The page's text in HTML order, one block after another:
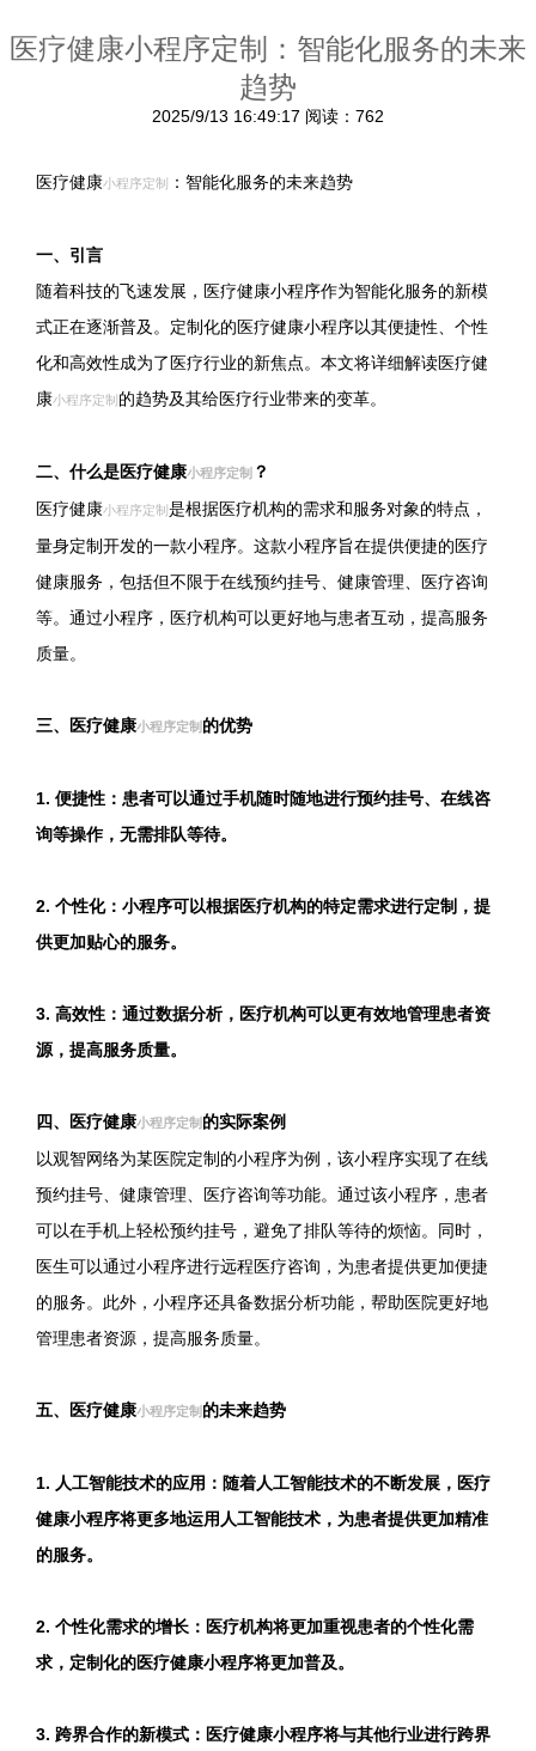
医疗健康小程序定制：智能化服务的未来
趋势
2025/9/13 16:49:17 阅读：762
医疗健康小程序定制 ：智能化服务的未来趋势
一、引言
随着科技的飞速发展，医疗健康小程序作为智能化服务的新模
式正在逐渐普及。定制化的医疗健康小程序以其便捷性、个性
化和高效性成为了医疗行业的新焦点。本文将详细解读医疗健
康小程序定制 的趋势及其给医疗行业带来的变革。
二、什么是医疗健康小程序定制 ？
医疗健康小程序定制 是根据医疗机构的需求和服务对象的特点，
量身定制开发的一款小程序。这款小程序旨在提供便捷的医疗
健康服务，包括但不限于在线预约挂号、健康管理、医疗咨询
等。通过小程序，医疗机构可以更好地与患者互动，提高服务
质量。
三、医疗健康小程序定制 的优势
1. 便捷性：患者可以通过手机随时随地进行预约挂号、在线咨
询等操作，无需排队等待。
2. 个性化：小程序可以根据医疗机构的特定需求进行定制，提
供更加贴心的服务。
3. 高效性：通过数据分析，医疗机构可以更有效地管理患者资
源，提高服务质量。
四、医疗健康小程序定制 的实际案例
以观智网络为某医院定制的小程序为例，该小程序实现了在线
预约挂号、健康管理、医疗咨询等功能。通过该小程序，患者
可以在手机上轻松预约挂号，避免了排队等待的烦恼。同时，
医生可以通过小程序进行远程医疗咨询，为患者提供更加便捷
的服务。此外，小程序还具备数据分析功能，帮助医院更好地
管理患者资源，提高服务质量。
五、医疗健康小程序定制 的未来趋势
1. 人工智能技术的应用：随着人工智能技术的不断发展，医疗
健康小程序将更多地运用人工智能技术，为患者提供更加精准
的服务。
2. 个性化需求的增长：医疗机构将更加重视患者的个性化需
求，定制化的医疗健康小程序将更加普及。
3. 跨界合作的新模式：医疗健康小程序将与其他行业进行跨界